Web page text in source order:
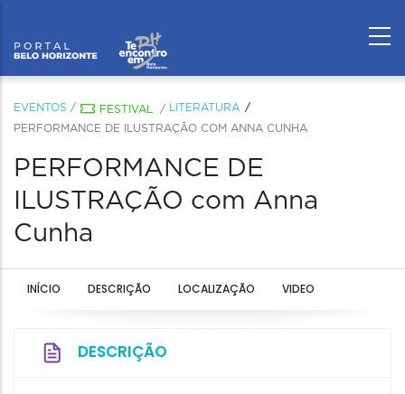
EVENTOS / FESTIVAL /
LITERATURA
PERFORMANCE DE ILUSTRAÇÃO COM ANNA CUNHA
PERFORMANCE DE
ILUSTRAÇÃO com Anna
Cunha
INÍCIO DESCRIÇÃO LOCALIZAÇÃO VIDEO
DESCRIÇÃO